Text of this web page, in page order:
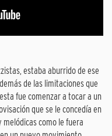
estaba aburrido de ese
de las limitaciones que
fue comenzar a tocar a un
que se le concedía en
como le fuera